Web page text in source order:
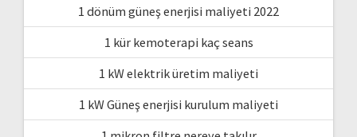
1 dönüm güneş enerjisi maliyeti 2022
1 kür kemoterapi kaç seans
1 kW elektrik üretim maliyeti
1 kW Güneş enerjisi kurulum maliyeti